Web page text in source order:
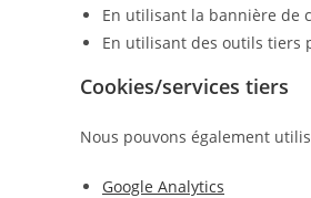
En utilisant la bannière de
En utilisant des outils tiers
Cookies/services tiers
Nous pouvons également
Google Analytics